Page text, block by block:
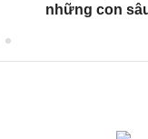
những con